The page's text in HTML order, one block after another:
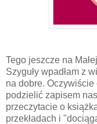
Tego jeszcze na
Szyguły wpadłam z
na dobre.
podzielić zapisem
przeczytacie o
przekładach i